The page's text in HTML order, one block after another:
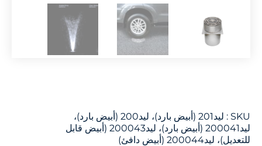
SKU :
ليد201 (أبيض بارد)، ليد200 (أبيض بارد)،
ليد200041 (أبيض بارد)، ليد200043 (أبيض قابل
للتعديل)، ليد200044 (أبيض دافئ)